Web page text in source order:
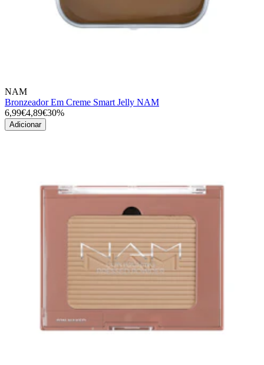
NAM
Bronzeador Em Creme Smart Jelly NAM
6,99€4,89€30%
Adicionar